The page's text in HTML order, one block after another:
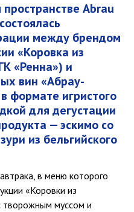
Abrau
между брендом
«Коровка из
«Ренна») и
вин «Абрау-
формате игристого
для дегустации
— эскимо со
из бельгийского
в меню которого
«Коровки из
творожным муссом и